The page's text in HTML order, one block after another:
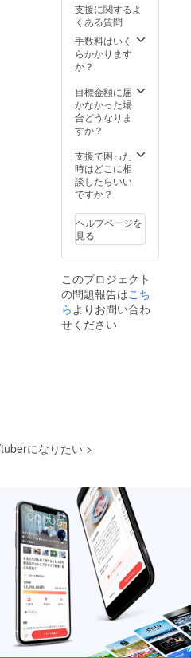
際、必
ず備考
欄に掲
載を希
望され
前をご
記入く
ださい
※手作り
はサン
プル画
像のよ
うなロ
を予定
してい
ます
ジット
は、今
回制作
予定の
Live2D
とその
コスプ
レの写
真集
タル版
も含
む）に
お名前
ストで
クレ
ジット
させて
きます
※プラン
購入の
際、必
ず備考
は「ブ
ロマイ
ドくじ
引き」
のブロ
マイド
全20種
類の
セット
となり
ます。
ラスト
付きボ
イス
メッ
セージ
後を予
定して
おり、
制作予
Live2D
モデル
のイラ
ストと
でダウ
ンロー
ドURL
をメー
送付さ
せてい
ただき
ます ※
アクリ
コスプ
レ動画
は1分前
後を予
定して
おり、
ダウン
ロード
URLを
メール
にて送
付させ
ていた
だきま
トでの
掲載と
なりま
す ※プ
ラン購
際、必
ず備考
欄に掲
載を希
るお名
前をご
記入く
ださい
ジの形
状は、
直径
57mm
の缶
バッジ
です ※2
次元イ
ラスト
モデル
のイラ
ストと
セット
でダウ
ンロー
ドURL
をメー
ルにて
送付さ
せてい
ただき
ます ※
アクリ
日程：
調整の
上決
定、
オー
イド衣
装の製
作を依
頼する
捗見合
いとな
ります
が2026
実施予
定とし
ます。
・場
袋駅を
起点と
して電
車で1時
間圏内
担くだ
さい。
・クラ
ウド
ファン
ディン
グ終了
後、日
時、場
所を支
援者様
と個別
に相談
させて
支援に関するよ
くある質問
手数料はいく
らかかります
か？
目標金額に届
かなかった場
合どうなりま
すか？
支援で困った
時はどこに相
談したらいい
ですか？
ヘルプページを
見る
このプロジェクト
の問題報告はこち
ら よりお問い合わ
せください
になりたい >